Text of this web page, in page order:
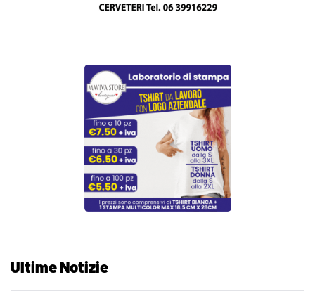
Ultime Notizie